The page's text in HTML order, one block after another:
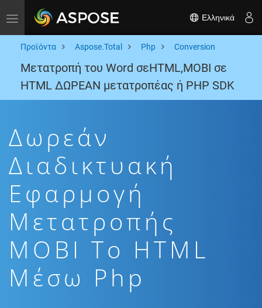
Toggle navigation Ελληνικά
Προϊόντα Aspose.Total Php Conversion
Μετατροπή του Word σεHTML,MOBI σε
HTML ΔΩΡΕΑΝ μετατροπέας ή PHP SDK
Δωρεάν
Διαδικτυακή
Εφαρμογή
Μετατροπής
MOBI To HTML
Μέσω Php